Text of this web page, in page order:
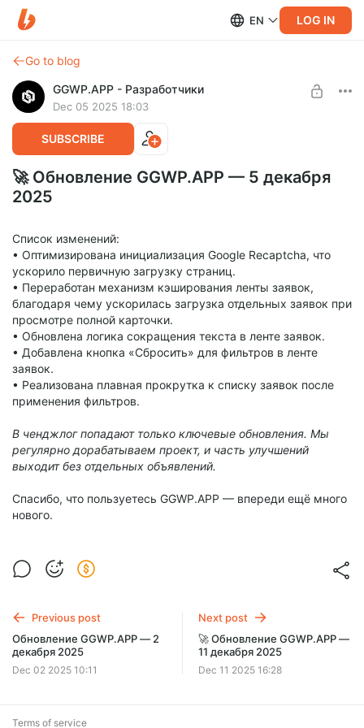
EN LOG IN
Go to blog
GGWP.APP - Разработчики
Dec 05 2025 18:03
SUBSCRIBE
🚀 Обновление GGWP.APP — 5 декабря
2025
Список изменений:
• Оптимизирована инициализация Google Recaptcha, что
ускорило первичную загрузку страниц.
• Переработан механизм кэширования ленты заявок,
благодаря чему ускорилась загрузка отдельных заявок при
просмотре полной карточки.
• Обновлена логика сокращения текста в ленте заявок.
• Добавлена кнопка «Сбросить» для фильтров в ленте
заявок.
• Реализована плавная прокрутка к списку заявок после
применения фильтров.
В ченджлог попадают только ключевые обновления. Мы
регулярно дорабатываем проект, и часть улучшений
выходит без отдельных объявлений.
Спасибо, что пользуетесь GGWP.APP — впереди ещё много
нового.
Previous post
Обновление GGWP.APP — 2
декабря 2025
Dec 02 2025 10:11
Next post
🚀 Обновление GGWP.APP —
11 декабря 2025
Dec 11 2025 16:28
Terms of service